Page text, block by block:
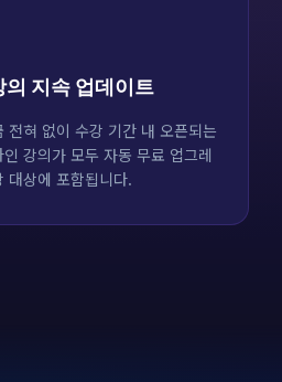
의 지속 업데이트
전혀 없이 수강 기간 내 오픈되는
강의가 모두 자동 무료 업그레
대상에 포함됩니다.